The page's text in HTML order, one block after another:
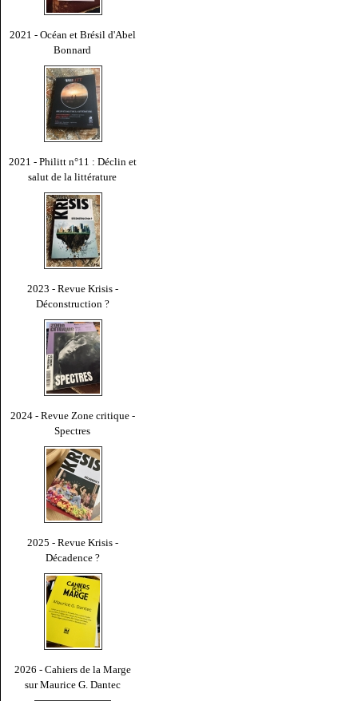
2021 - Océan et Brésil d'Abel
Bonnard
2021 - Philitt n°11 : Déclin et
salut de la littérature
2023 - Revue Krisis -
Déconstruction ?
2024 - Revue Zone critique -
Spectres
2025 - Revue Krisis -
Décadence ?
2026 - Cahiers de la Marge
sur Maurice G. Dantec